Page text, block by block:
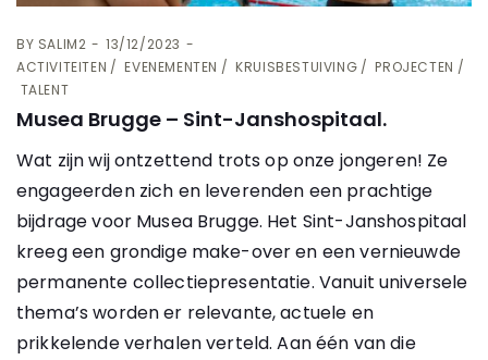
BY SALIM2
13/12/2023
ACTIVITEITEN
EVENEMENTEN KRUISBESTUIVING
PROJECTEN
TALENT
Musea Brugge – Sint-Janshospitaal.
Wat zijn wij ontzettend trots op onze jongeren! Ze
engageerden zich en leverenden een prachtige
bijdrage voor Musea Brugge. Het Sint-Janshospitaal
kreeg een grondige make-over en een vernieuwde
permanente collectiepresentatie. Vanuit universele
thema’s worden er relevante, actuele en
prikkelende verhalen verteld. Aan één van die